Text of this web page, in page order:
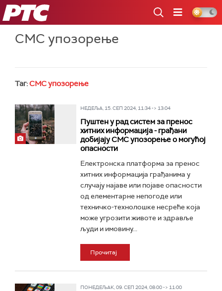
РТС
СМС упозорење
Таг:СМС упозорење
НЕДЕЉА, 15. СЕП 2024, 11:34 -> 13:04
Пуштен у рад систем за пренос
хитних информација - грађани
добијају СМС упозорење о могућој
опасности
Електронска платформа за пренос
хитних информација грађанима у
случају најаве или појаве опасности
од елементарне непогоде или
техничко-технолошке несреће која
може угрозити животе и здравље
људи и имовину...
Прочитај
ПОНЕДЕЉАК, 09. СЕП 2024, 08:00 -> 11:00